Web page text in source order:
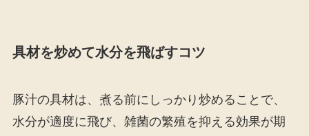
具材を炒めて水分を飛ばすコツ
豚汁の具材は、煮る前にしっかり炒めることで、
水分が適度に飛び、雑菌の繁殖を抑える効果が期